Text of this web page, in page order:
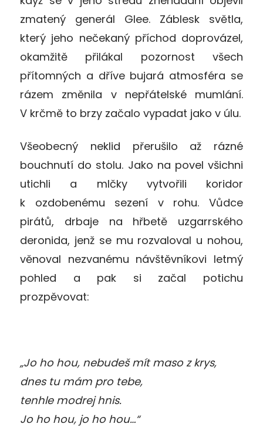
zmatený generál Glee. Záblesk světla,
který jeho nečekaný příchod doprovázel,
okamžitě přilákal pozornost všech
přítomných a dříve bujará atmosféra se
rázem změnila v nepřátelské mumlání.
V krčmě to brzy začalo vypadat jako v úlu.
Všeobecný neklid přerušilo až rázné
bouchnutí do stolu. Jako na povel všichni
utichli a mlčky vytvořili koridor
k ozdobenému sezení v rohu. Vůdce
pirátů, drbaje na hřbetě uzgarrského
deronida, jenž se mu rozvaloval u nohou,
věnoval nezvanému návštěvníkovi letmý
pohled a pak si začal potichu
prozpěvovat:
„Jo ho hou, nebudeš mít maso z krys,
dnes tu mám pro tebe,
tenhle modrej hnis.
Jo ho hou, jo ho hou…“